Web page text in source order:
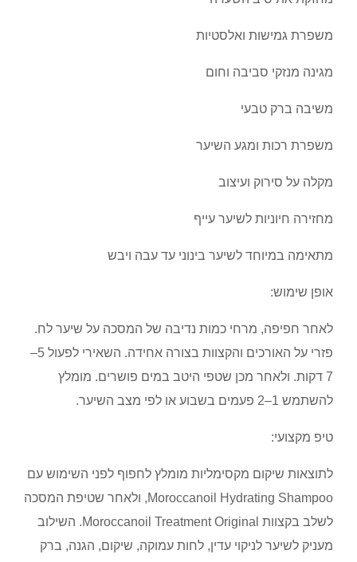
משפרת גמישות ואלסטיות
מגינה מנזקי סביבה וחום
משיבה ברק טבעי
משפרת רכות ומגע השיער
מקלה על סירוק ועיצוב
מחזירה חיוניות לשיער עייף
מתאימה במיוחד לשיער בינוני עד עבה ויבש
אופן שימוש:
לאחר חפיפה, מרחי כמות נדיבה של המסכה על שיער לח.
פזרי על האורכים והקצוות בצורה אחידה. השאירי לפעול 5–
7 דקות. ולאחר מכן שטפי היטב במים פושרים. מומלץ
להשתמש 1–2 פעמים בשבוע או לפי מצב השיער.
טיפ מקצועי:
לתוצאות שיקום מקסימליות מומלץ לחפוף לפני השימוש עם
Moroccanoil Hydrating Shampoo, ולאחר שטיפת המסכה
לשלב בקצוות Moroccanoil Treatment Original. השילוב
מעניק לשיער לניקוי עדין, לחות עמוקה, שיקום, הגנה, ברק